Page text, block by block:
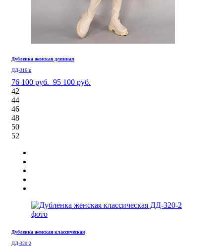
Дубленка женская длинная
ДД-316 к
76 100 руб. 95 100 руб.
42
44
46
48
50
52
Дубленка женская классическая
ДД-320 2